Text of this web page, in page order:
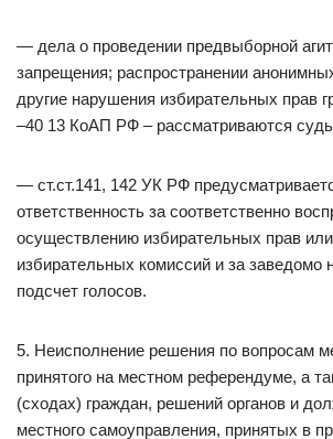
— дела о проведении предвыборной
запрещения; распространении
другие нарушения избирательных прав
–40 13 КоАП РФ – рассматриваются
— ст.ст.141, 142 УК РФ
ответственность за соответственно
осуществлению избирательных прав
избирательных комиссий и за заведомо
подсчет голосов.
5. Неисполнение решения по вопросам
принятого на местном референдуме, а
(сходах) граждан, решений органов и
местного самоуправления, принятых в